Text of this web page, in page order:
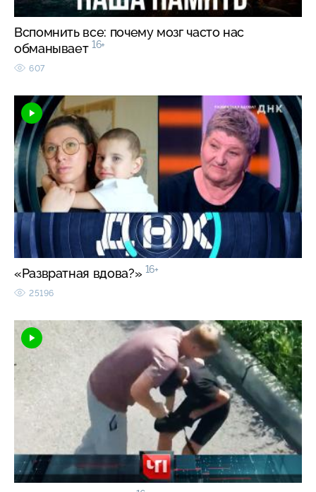
Вспомнить все: почему мозг часто нас
обманывает 16+
607
«Развратная вдова?» 16+
25196